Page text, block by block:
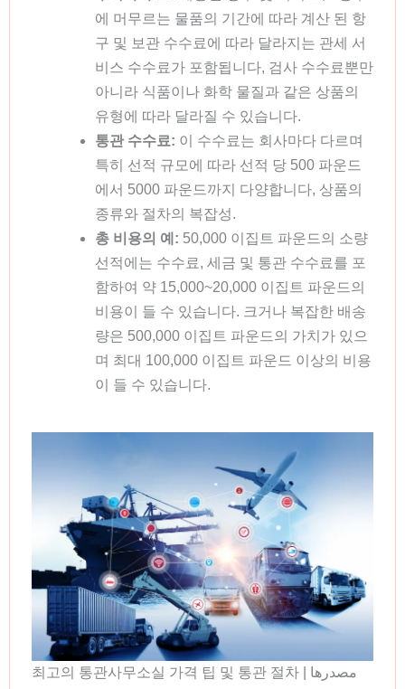
에 머무르는 물품의 기간에 따라 계산 된 항
구 및 보관 수수료에 따라 달라지는 관세 서
비스 수수료가 포함됩니다, 검사 수수료뿐만
아니라 식품이나 화학 물질과 같은 상품의
유형에 따라 달라질 수 있습니다.
통관 수수료: 이 수수료는 회사마다 다르며
특히 선적 규모에 따라 선적 당 500 파운드
에서 5000 파운드까지 다양합니다, 상품의
종류와 절차의 복잡성.
총 비용의 예: 50,000 이집트 파운드의 소량
선적에는 수수료, 세금 및 통관 수수료를 포
함하여 약 15,000~20,000 이집트 파운드의
비용이 들 수 있습니다. 크거나 복잡한 배송
량은 500,000 이집트 파운드의 가치가 있으
며 최대 100,000 이집트 파운드 이상의 비용
이 들 수 있습니다.
최고의 통관사무소실 가격 팁 및 통관 절차 | مصدرها